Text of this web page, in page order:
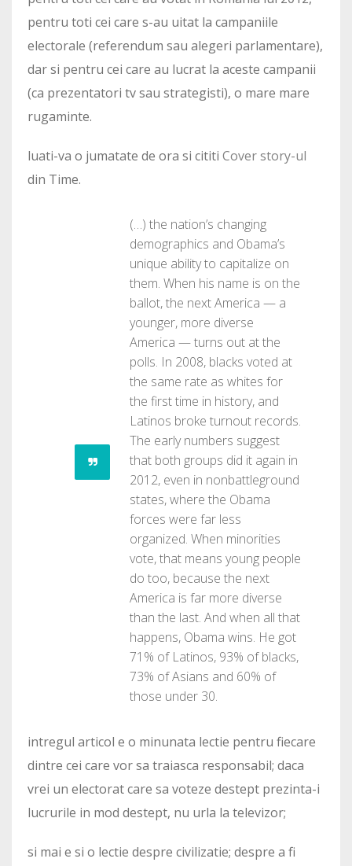
pentru toti cei care s-au uitat la campaniile
electorale (referendum sau alegeri parlamentare),
dar si pentru cei care au lucrat la aceste campanii
(ca prezentatori tv sau strategisti), o mare mare
rugaminte.
luati-va o jumatate de ora si cititi Cover story-ul
din Time.
(…) the nation’s changing
demographics and Obama’s
unique ability to capitalize on
them. When his name is on the
ballot, the next America — a
younger, more diverse
America — turns out at the
polls. In 2008, blacks voted at
the same rate as whites for
the first time in history, and
Latinos broke turnout records.
The early numbers suggest
that both groups did it again in
2012, even in nonbattleground
states, where the Obama
forces were far less
organized. When minorities
vote, that means young people
do too, because the next
America is far more diverse
than the last. And when all that
happens, Obama wins. He got
71% of Latinos, 93% of blacks,
73% of Asians and 60% of
those under 30.
intregul articol e o minunata lectie pentru fiecare
dintre cei care vor sa traiasca responsabil; daca
vrei un electorat care sa voteze destept prezinta-i
lucrurile in mod destept, nu urla la televizor;
si mai e si o lectie despre civilizatie; despre a fi